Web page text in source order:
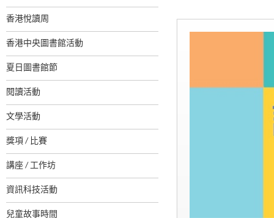
香港悅讀周
香港中央圖書館活動
夏日圖書館節
閱讀活動
文學活動
獎項 / 比賽
講座 / 工作坊
資訊科技活動
兒童故事時間